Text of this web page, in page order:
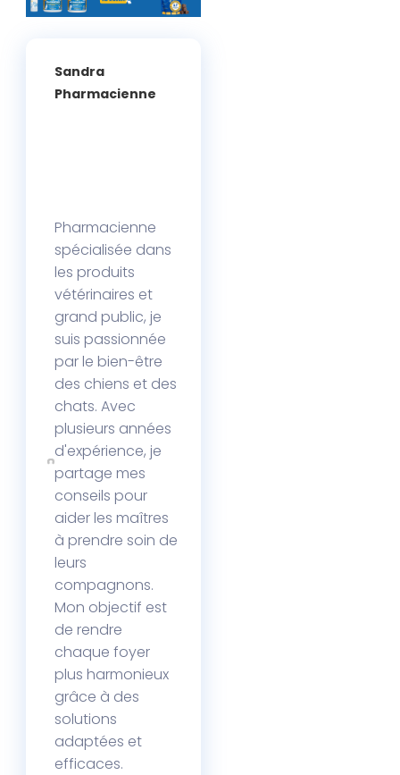
Sandra
Pharmacienne
Pharmacienne
spécialisée dans
les produits
vétérinaires et
grand public, je
suis passionnée
par le bien-être
des chiens et des
chats. Avec
plusieurs années
d'expérience, je
partage mes
conseils pour
aider les maîtres
à prendre soin de
leurs
compagnons.
Mon objectif est
de rendre
chaque foyer
plus harmonieux
grâce à des
solutions
adaptées et
efficaces.